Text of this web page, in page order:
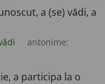
a (se) vădi, a
antonime:
a participa la o